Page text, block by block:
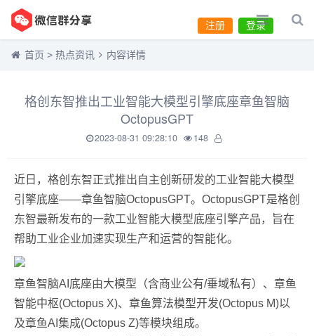
登录
注册
首页 > 热点资讯 内容详情
格创东智推出工业智能大模型引擎底座章鱼智脑
OctopusGPT
2023-08-31 09:28:10 148
近日，格创东智正式推出自主创新研发的工业智能大模型
引擎底座——章鱼智脑OctopusGPT。OctopusGPT是格创
东智最新发布的一款工业智能大模型底座引擎产品，旨在
帮助工业企业加速实现生产和运营的智能化。
章鱼智脑AI底座由大模型（含商业公有/垂域私有）、章鱼
智能中枢(Octopus X)、章鱼算法模型开发(Octopus M)以
及章鱼AI集成(Octopus Z)等模块组成。